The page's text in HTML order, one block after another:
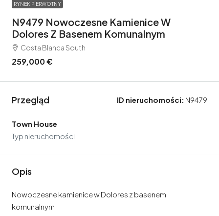
RYNEK PIERWOTNY
N9479 Nowoczesne Kamienice W
Dolores Z Basenem Komunalnym
Costa Blanca South
259,000 €
Przegląd ID nieruchomości: N9479
Town House
Typ nieruchomości
Opis
Nowoczesne kamienice w Dolores z basenem
komunalnym